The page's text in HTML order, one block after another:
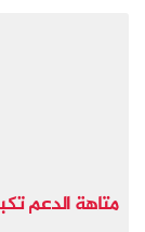
متاهة الدعم